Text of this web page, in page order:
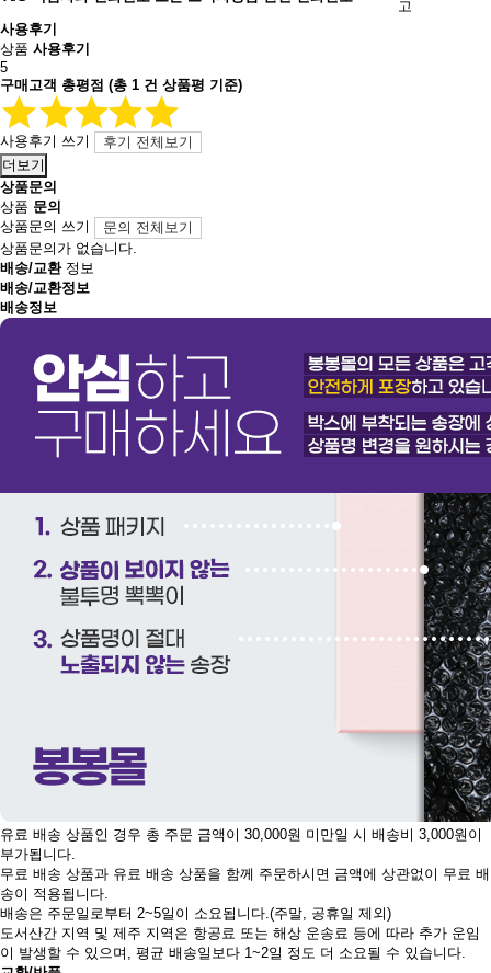
고
사용후기
상품 사용후기
5
구매고객 총평점 (총 1 건 상품평 기준)
사용후기 쓰기
후기 전체보기
더보기
상품문의
상품 문의
상품문의 쓰기
문의 전체보기
상품문의가 없습니다.
배송/교환정보
배송/교환정보
배송정보
유료 배송 상품인 경우 총 주문 금액이 30,000원 미만일 시 배송비 3,000원이
부가됩니다.
무료 배송 상품과 유료 배송 상품을 함께 주문하시면 금액에 상관없이 무료 배
송이 적용됩니다.
배송은 주문일로부터 2~5일이 소요됩니다.(주말, 공휴일 제외)
도서산간 지역 및 제주 지역은 항공료 또는 해상 운송료 등에 따라 추가 운임
이 발생할 수 있으며, 평균 배송일보다 1~2일 정도 더 소요될 수 있습니다.